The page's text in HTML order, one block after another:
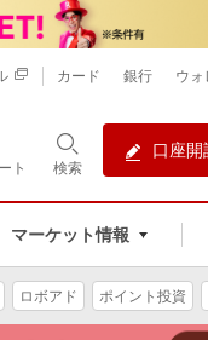
ト 検索
口座開
マーケット情報
カード 銀行 ウォ
ロボアド ポイント投資